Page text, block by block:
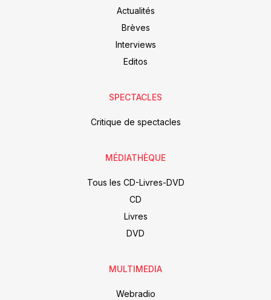
Actualités
Brèves
Interviews
Editos
SPECTACLES
Critique de spectacles
MÉDIATHÈQUE
Tous les CD-Livres-DVD
CD
Livres
DVD
MULTIMEDIA
Webradio